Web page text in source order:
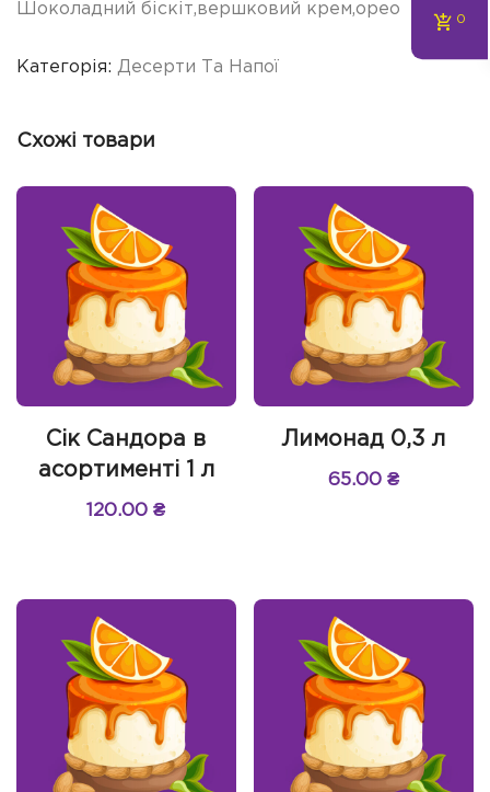
Шоколадний біскіт,вершковий крем,орео
Категорія: Десерти Та Напої
Схожі товари
Сік Сандора в
асортименті 1 л
120.00₴
Лимонад 0,3 л
65.00₴
0